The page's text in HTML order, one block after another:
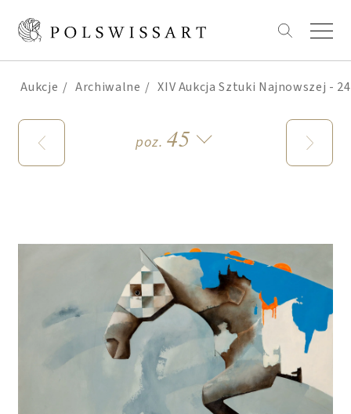
Aukcje Archiwalne XIV Aukcja Sztuki Najnowszej -
poz.45